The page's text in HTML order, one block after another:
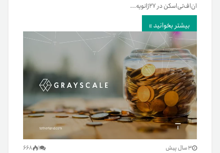
ان‌اف‌تی‌اسکن در ۲۷ژانویه...
بیشتر بخوانید »
3 سال پیش 1
668